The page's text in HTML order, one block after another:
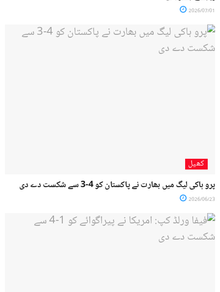
2026/07/01
کھیل
پرو ہاکی لیگ میں بھارت نے پاکستان کو 4-3 سے شکست دے دی
2026/06/23